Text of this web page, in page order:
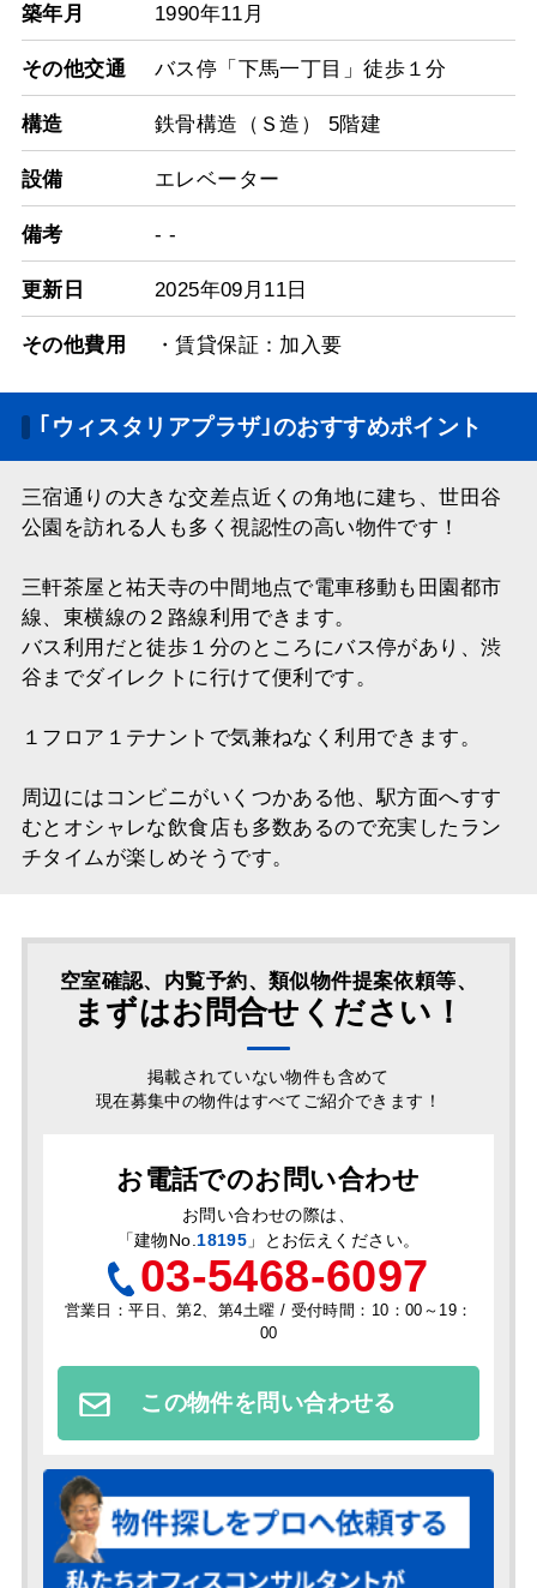
築年月 1990年11月
その他交通 バス停「下馬一丁目」徒歩１分
構造 鉄骨構造（Ｓ造） 5階建
設備 エレベーター
備考 - -
更新日 2025年09月11日
その他費用 ・賃貸保証：加入要
｢ウィスタリアプラザ｣のおすすめポイント
三宿通りの大きな交差点近くの角地に建ち、世田谷
公園を訪れる人も多く視認性の高い物件です！
三軒茶屋と祐天寺の中間地点で電車移動も田園都市
線、東横線の２路線利用できます。
バス利用だと徒歩１分のところにバス停があり、渋
谷までダイレクトに行けて便利です。
１フロア１テナントで気兼ねなく利用できます。
周辺にはコンビニがいくつかある他、駅方面へすす
むとオシャレな飲食店も多数あるので充実したラン
チタイムが楽しめそうです。
空室確認、内覧予約、類似物件提案依頼等、
まずはお問合せください！
掲載されていない物件も含めて
現在募集中の物件はすべてご紹介できます！
お電話でのお問い合わせ
お問い合わせの際は、
「建物No. 18195 」とお伝えください。
03-5468-6097
営業日：平日、第2、第4土曜 / 受付時間：10：00～19：
00
この物件を問い合わせる